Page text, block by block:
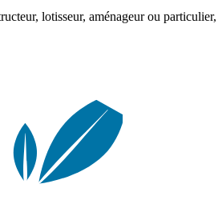
lotisseur, aménageur ou